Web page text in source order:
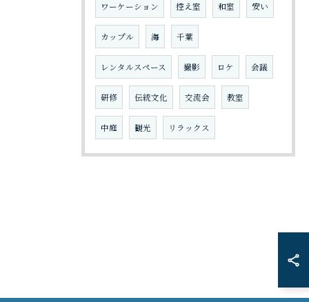
ワーケーション 控え室 和室 安い
カップル 海 千葉
レンタルスペース 撮影 ロケ 会議
研修 伝統文化 交流会 教室
中庭 観光 リラックス